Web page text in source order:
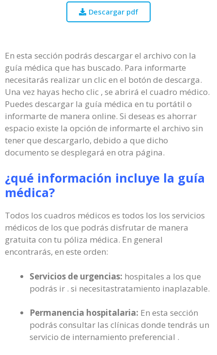
Descargar pdf
En esta sección podrás descargar el archivo con la
guía médica que has buscado. Para informarte
necesitarás realizar un clic en el botón de descarga.
Una vez hayas hecho clic , se abrirá el cuadro médico.
Puedes descargar la guía médica en tu portátil o
informarte de manera online. Si deseas es ahorrar
espacio existe la opción de informarte el archivo sin
tener que descargarlo, debido a que dicho
documento se desplegará en otra página.
¿qué información incluye la guía
médica?
Todos los cuadros médicos es todos los los servicios
médicos de los que podrás disfrutar de manera
gratuita con tu póliza médica. En general
encontrarás, en este orden:
Servicios de urgencias: hospitales a los que
podrás ir . si necesitastratamiento inaplazable.
Permanencia hospitalaria: En esta sección
podrás consultar las clínicas donde tendrás un
servicio de internamiento preferencial .